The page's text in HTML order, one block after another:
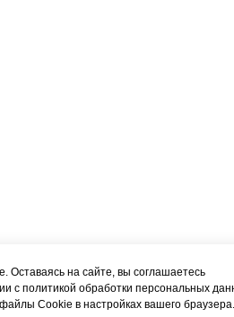
Оставаясь на сайте, вы соглашаетесь
с политикой обработки персональных
Cookie в настройках вашего браузера.